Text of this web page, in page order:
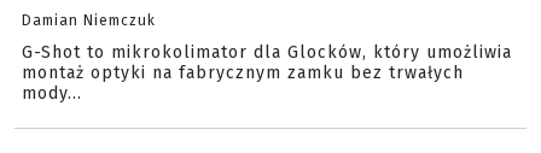
Damian Niemczuk
G-Shot to mikrokolimator dla Glocków, który umożliwia
montaż optyki na fabrycznym zamku bez trwałych
mody...